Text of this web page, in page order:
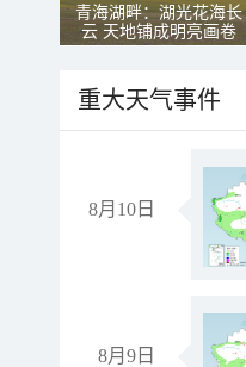
青海湖畔：湖光花海长
云 天地铺成明亮画卷
重大天气事件
8月10日
8月9日